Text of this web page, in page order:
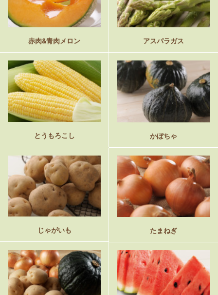
赤肉&青肉メロン アスパラガス
とうもろこし かぼちゃ
じゃがいも たまねぎ